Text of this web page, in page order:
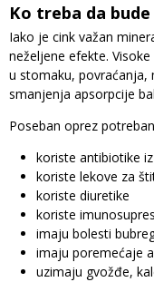
Ko treba da
Iako je cink važan
neželjene efekte.
u stomaku, povraćanja,
smanjenja apsorpcije
Poseban oprez
koriste antibiotike
koriste lekove za
koriste diuretike
koriste
imaju bolesti
imaju poremećaje
uzimaju gvožđe,